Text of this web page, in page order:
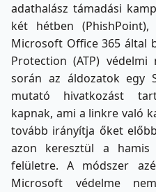
adathalász támadási
két hétben
Microsoft Office 365 által
Protection (ATP) védelmi
során az áldozatok egy
mutató hivatkozást
kapnak, ami a linkre való
tovább irányítja őket
azon keresztül a hamis
felületre. A módszer
Microsoft védelme